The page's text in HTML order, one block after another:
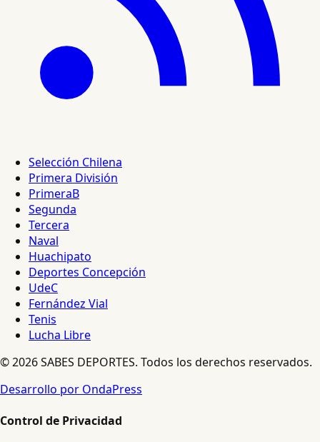
Selección Chilena
Primera División
PrimeraB
Segunda
Tercera
Naval
Huachipato
Deportes Concepción
UdeC
Fernández Vial
Tenis
Lucha Libre
© 2026 SABES DEPORTES. Todos los derechos reservados.
Desarrollo por OndaPress
Control de Privacidad